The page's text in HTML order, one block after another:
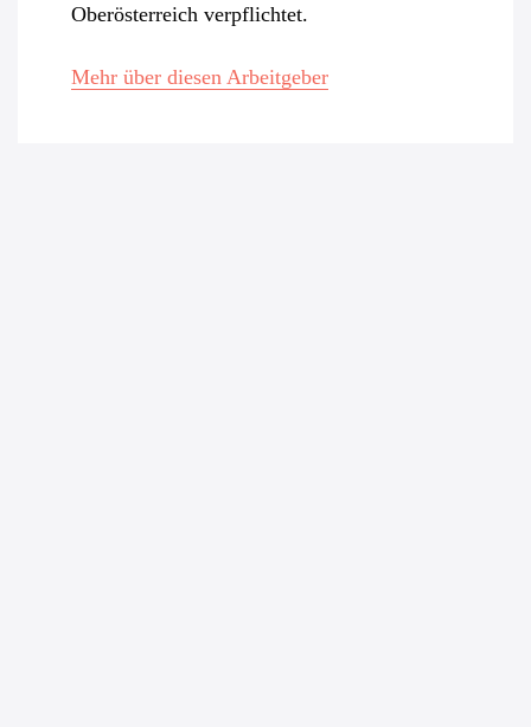
Oberösterreich verpflichtet.
Mehr über diesen Arbeitgeber